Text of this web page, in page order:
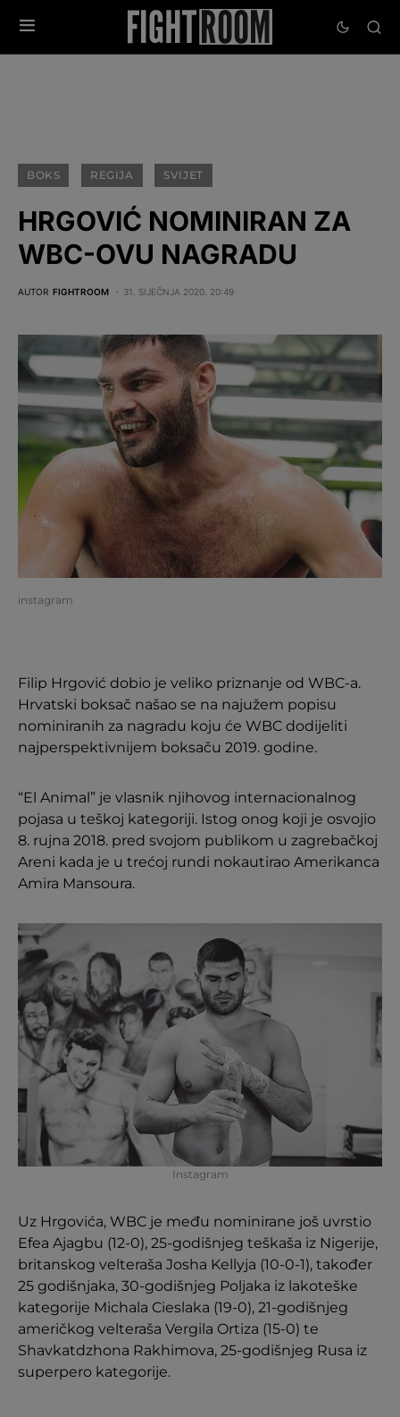
BOKS REGIJA SVIJET
HRGOVIĆ NOMINIRAN ZA
WBC-OVU NAGRADU
AUTOR FIGHTROOM 31. SIJEČNJA 2020. 20:49
instagram
Filip Hrgović dobio je veliko priznanje od WBC-a.
Hrvatski boksač našao se na najužem popisu
nominiranih za nagradu koju će WBC dodijeliti
najperspektivnijem boksaču 2019. godine.
“El Animal” je vlasnik njihovog internacionalnog
pojasa u teškoj kategoriji. Istog onog koji je osvojio
8. rujna 2018. pred svojom publikom u zagrebačkoj
Areni kada je u trećoj rundi nokautirao Amerikanca
Amira Mansoura.
Instagram
Uz Hrgovića, WBC je među nominirane još uvrstio
Efea Ajagbu (12-0), 25-godišnjeg teškaša iz Nigerije,
britanskog velteraša Josha Kellyja (10-0-1), također
25 godišnjaka, 30-godišnjeg Poljaka iz lakoteške
kategorije Michala Cieslaka (19-0), 21-godišnjeg
američkog velteraša Vergila Ortiza (15-0) te
Shavkatdzhona Rakhimova, 25-godišnjeg Rusa iz
superpero kategorije.